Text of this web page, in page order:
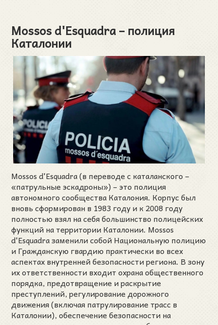
Mossos d'Esquadra – полиция
Каталонии
Mossos d'Esquadra (в переводе с каталанского –
«патрульные эскадроны») – это полиция
автономного сообщества Каталония. Корпус был
вновь сформирован в 1983 году и к 2008 году
полностью взял на себя большинство полицейских
функций на территории Каталонии. Mossos
d'Esquadra заменили собой Национальную полицию
и Гражданскую гвардию практически во всех
аспектах внутренней безопасности региона. В зону
их ответственности входит охрана общественного
порядка, предотвращение и раскрытие
преступлений, регулирование дорожного
движения (включая патрулирование трасс в
Каталонии), обеспечение безопасности на